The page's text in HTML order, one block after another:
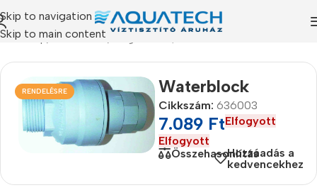
Skip to navigation
Skip to main content
Kezdőlap/Termékeink
RENDELÉSRE Waterblock
Cikkszám: 636003
7.089 FtElfogyott
Elfogyott
ÖsszehasonlításHozzáadás a
kedvencekhez